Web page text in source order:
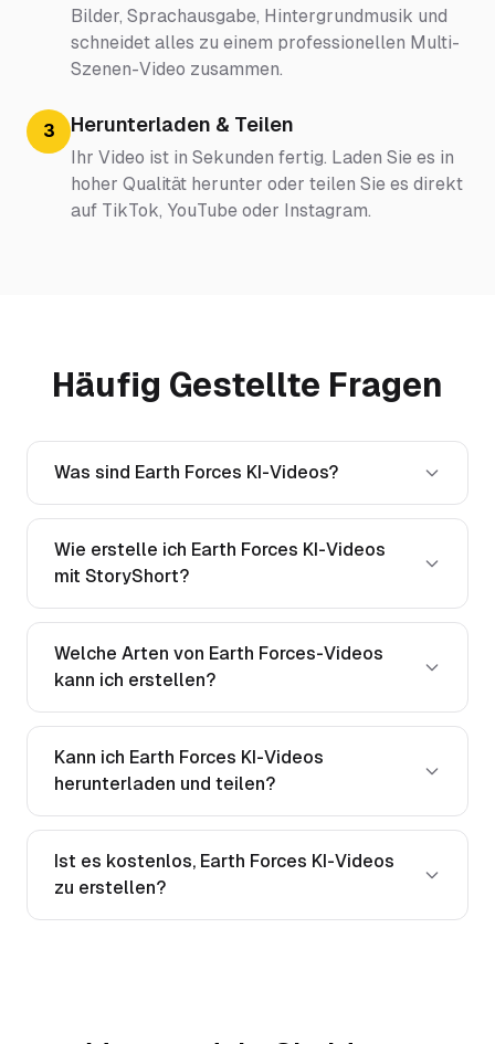
Bilder, Sprachausgabe, Hintergrundmusik und
schneidet alles zu einem professionellen Multi-
Szenen-Video zusammen.
3 Herunterladen & Teilen
Ihr Video ist in Sekunden fertig. Laden Sie es in
hoher Qualität herunter oder teilen Sie es direkt
auf TikTok, YouTube oder Instagram.
Häufig Gestellte Fragen
Was sind Earth Forces KI-Videos?
Wie erstelle ich Earth Forces KI-Videos
mit StoryShort?
Welche Arten von Earth Forces-Videos
kann ich erstellen?
Kann ich Earth Forces KI-Videos
herunterladen und teilen?
Ist es kostenlos, Earth Forces KI-Videos
zu erstellen?